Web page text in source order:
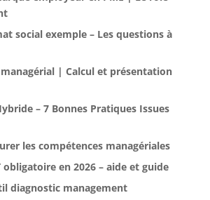
social exemple – Les questions à
| Calcul et présentation
– 7 Bonnes Pratiques Issues
les compétences managériales
obligatoire en 2026 – aide et guide
diagnostic management